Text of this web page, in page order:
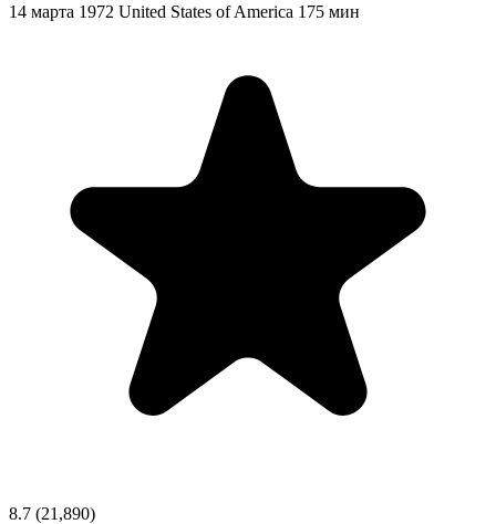
14 марта 1972 United States of America 175 мин
8.7 (21,890)